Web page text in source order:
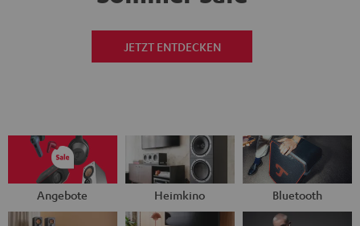
JETZT ENTDECKEN
Angebote Heimkino Bluetooth